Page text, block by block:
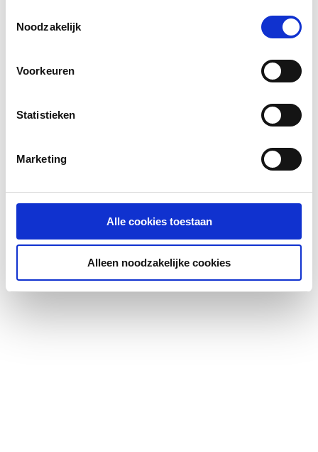
We slaan je cookievoorkeur op in je browser.
Noodzakelijk
Voorkeuren
Statistieken
Marketing
Alle cookies toestaan
Alleen noodzakelijke cookies